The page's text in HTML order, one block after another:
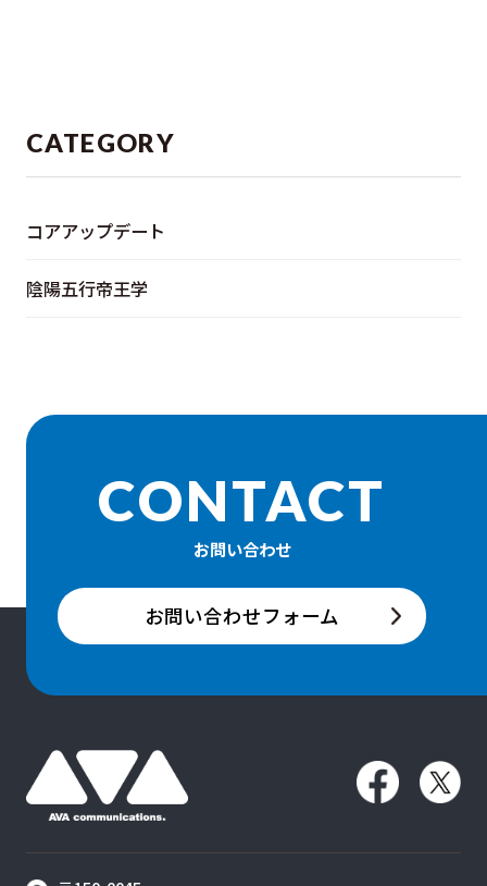
CATEGORY
コアアップデート
陰陽五行帝王学
CONTACT
お問い合わせ
お問い合わせフォーム